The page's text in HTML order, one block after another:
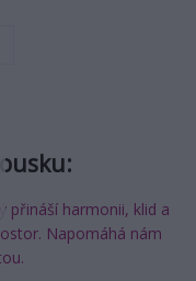
přináší harmonii, klid a
Napomáhá nám